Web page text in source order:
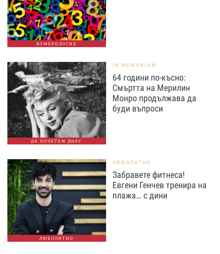
НУМЕРОЛОГИЯ
ДА ПОЧЕТЕМ ДНЕС
IN MEMORIAM
64 години по-късно:
Смъртта на Мерилин
Монро продължава да
буди въпроси
ЛЮБОПИТНО
ЛЮБОПИТНО
Забравете фитнеса!
Евгени Генчев тренира на
плажа… с дини